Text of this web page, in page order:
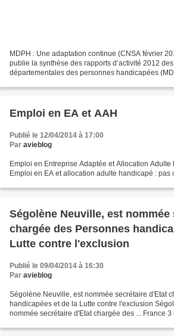
MDPH : Une adaptation continue (CNSA février
publie la synthèse des rapports d’activité 2012
départementales des personnes handicapées
Emploi en EA et AAH
Publié le 12/04/2014 à 17:00
Par avieblog
Emploi en Entreprise Adaptée et Allocation
Emploi en EA et allocation adulte handicapé : pas
Ségolène Neuville, est
chargée des Personnes
Lutte contre l'exclusion
Publié le 09/04/2014 à 16:30
Par avieblog
Ségolène Neuville, est nommée secrétaire d'Etat
handicapées et de la Lutte contre l'exclusion
nommée secrétaire d'Etat chargée des ... France